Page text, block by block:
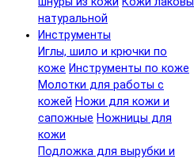
натуральной
Инструменты
Иглы, шило и крючки по
коже Инструменты по коже
Молотки для работы с
кожей Ножи для кожи и
сапожные Ножницы для
кожи
Подложка для вырубки и